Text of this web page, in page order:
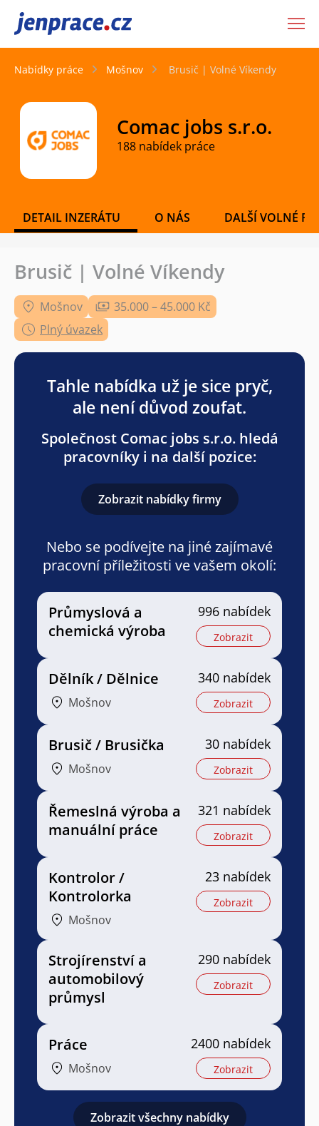
JenPráce.cz
Nabídky práce Mošnov Brusič | Volné Víkendy
Comac jobs s.r.o.
188 nabídek práce
DETAIL INZERÁTU O NÁS DALŠÍ VOLNÉ
Brusič | Volné Víkendy
Mošnov
35.000 – 45.000 Kč
Plný úvazek
Tahle nabídka už je sice pryč,
ale není důvod zoufat.
Společnost Comac jobs s.r.o. hledá
pracovníky i na další pozice:
Zobrazit nabídky firmy
Nebo se podívejte na jiné zajímavé
pracovní příležitosti ve vašem okolí:
Průmyslová a
chemická výroba
996 nabídek
Zobrazit
Dělník / Dělnice
Mošnov
340 nabídek
Zobrazit
Brusič / Brusička
Mošnov
30 nabídek
Zobrazit
Řemeslná výroba a
manuální práce
321 nabídek
Zobrazit
Kontrolor /
Kontrolorka
Mošnov
23 nabídek
Zobrazit
Strojírenství a
automobilový
průmysl
290 nabídek
Zobrazit
Práce
Mošnov
2400 nabídek
Zobrazit
Zobrazit všechny nabídky